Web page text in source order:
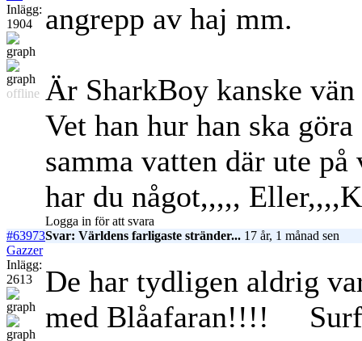
Inlägg:
1904
offline
angrepp av haj mm.
Är SharkBoy kanske
Vet han hur han ska
samma vatten där ute på
har du något,,,,,
Logga in för att svara
#63973Svar: Världens farligaste stränder... 17 år, 1 månad sen
Gazzer
Inlägg:
2613
De har tydligen aldrig
med Blåafaran!!!!